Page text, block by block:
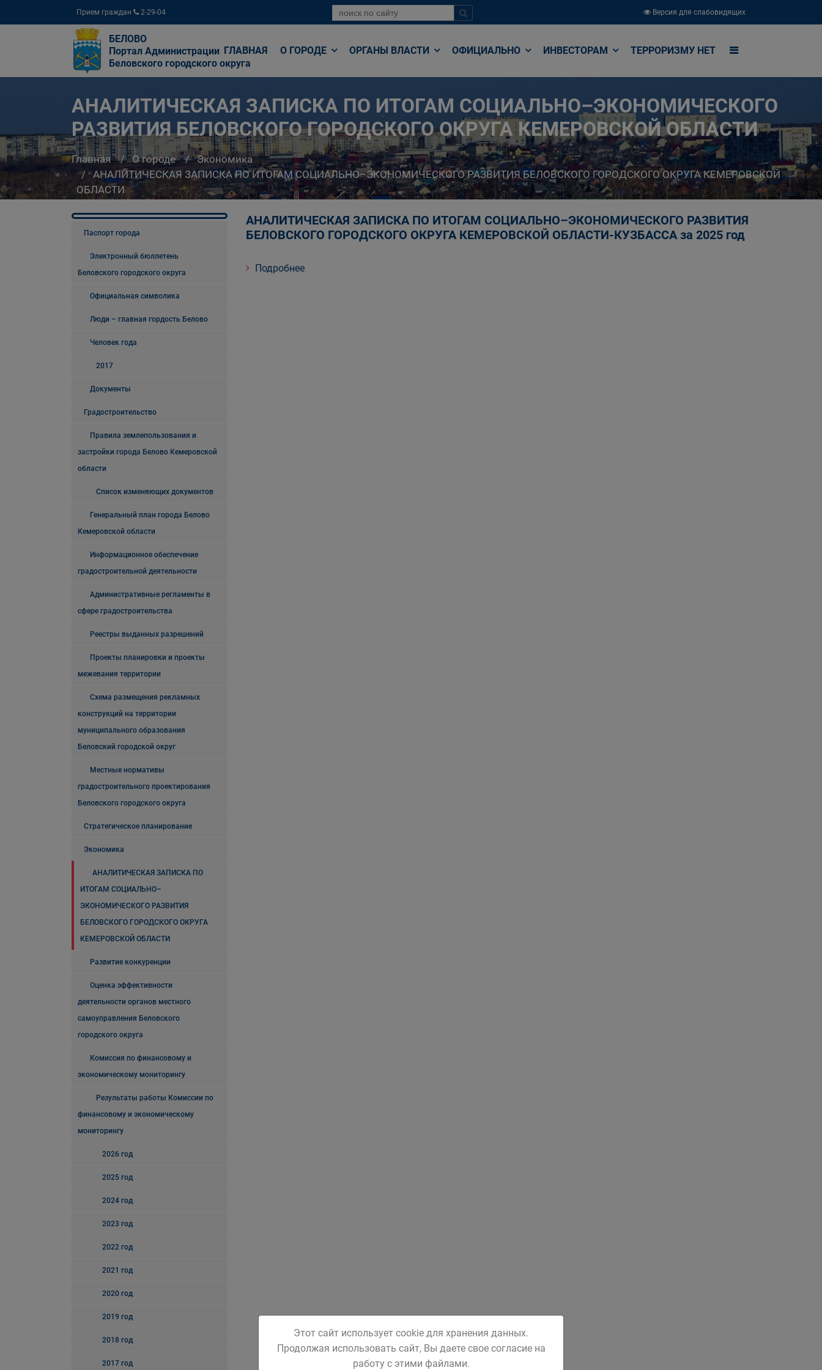
Прием граждан 2-29-04 Версия для слабовидящих
БЕЛОВО
Портал Администрации
Беловского городского округа
ГЛАВНАЯ О ГОРОДЕ ОРГАНЫ ВЛАСТИ ОФИЦИАЛЬНО ИНВЕСТОРАМ ТЕРРОРИЗМУ НЕТ
АНАЛИТИЧЕСКАЯ ЗАПИСКА ПО ИТОГАМ СОЦИАЛЬНО–ЭКОНОМИЧЕСКОГО
РАЗВИТИЯ БЕЛОВСКОГО ГОРОДСКОГО ОКРУГА КЕМЕРОВСКОЙ ОБЛАСТИ
Главная О городе
Экономика
АНАЛИТИЧЕСКАЯ ЗАПИСКА ПО ИТОГАМ СОЦИАЛЬНО–ЭКОНОМИЧЕСКОГО РАЗВИТИЯ БЕЛОВСКОГО ГОРОДСКОГО ОКРУГА КЕМЕРОВСКОЙ
ОБЛАСТИ
Паспорт города
Электронный бюллетень
Беловского городского округа
Официальная символика
Люди – главная гордость Белово
Человек года
2017
Документы
Градостроительство
Правила землепользования и
застройки города Белово Кемеровской
области
Список изменяющих документов
Генеральный план города Белово
Кемеровской области
Информационное обеспечение
градостроительной деятельности
Административные регламенты в
сфере градостроительства
Реестры выданных разрешений
Проекты планировки и проекты
межевания территории
Схема размещения рекламных
конструкций на территории
муниципального образования
Беловский городской округ
Местные нормативы
градостроительного проектирования
Беловского городского округа
Стратегическое планирование
Экономика
АНАЛИТИЧЕСКАЯ ЗАПИСКА ПО
ИТОГАМ СОЦИАЛЬНО–
ЭКОНОМИЧЕСКОГО РАЗВИТИЯ
БЕЛОВСКОГО ГОРОДСКОГО ОКРУГА
КЕМЕРОВСКОЙ ОБЛАСТИ
Развитие конкуренции
Оценка эффективности
деятельности органов местного
самоуправления Беловского
городского округа
Комиссия по финансовому и
экономическому мониторингу
Результаты работы Комиссии по
финансовому и экономическому
мониторингу
2026 год
2025 год
2024 год
2023 год
2022 год
2021 год
2020 год
2019 год
2018 год
2017 год
АНАЛИТИЧЕСКАЯ ЗАПИСКА ПО ИТОГАМ СОЦИАЛЬНО–ЭКОНОМИЧЕСКОГО РАЗВИТИЯ
БЕЛОВСКОГО ГОРОДСКОГО ОКРУГА КЕМЕРОВСКОЙ ОБЛАСТИ-КУЗБАССА за 2025 год
Подробнее
Этот сайт использует cookie для хранения данных.
Продолжая использовать сайт, Вы даете свое согласие на
работу с этими файлами.